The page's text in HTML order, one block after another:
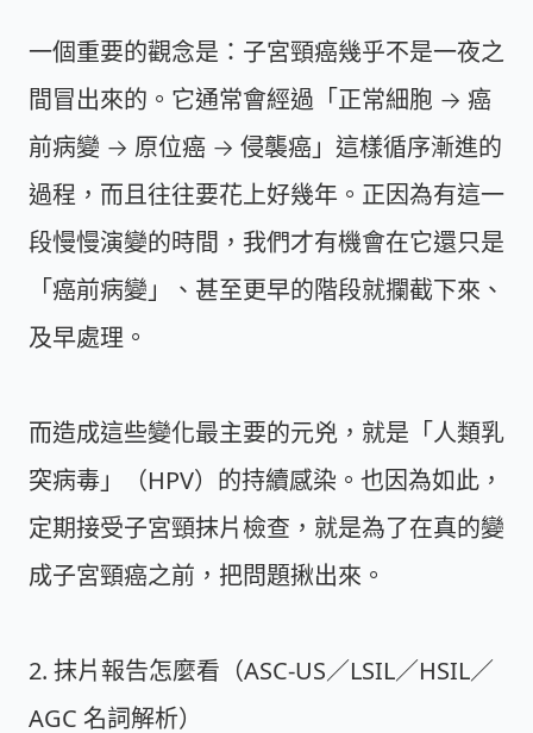
一個重要的觀念是：子宮頸癌幾乎不是一夜之
間冒出來的。它通常會經過「正常細胞 → 癌
前病變 → 原位癌 → 侵襲癌」這樣循序漸進的
過程，而且往往要花上好幾年。正因為有這一
段慢慢演變的時間，我們才有機會在它還只是
「癌前病變」、甚至更早的階段就攔截下來、
及早處理。
而造成這些變化最主要的元兇，就是「人類乳
突病毒」（HPV）的持續感染。也因為如此，
定期接受子宮頸抹片檢查，就是為了在真的變
成子宮頸癌之前，把問題揪出來。
2. 抹片報告怎麼看（ASC-US／LSIL／HSIL／
AGC 名詞解析）